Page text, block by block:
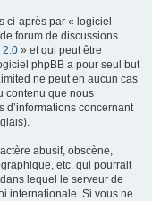
ci-après par « logiciel
forum de discussions
2.0 » et qui peut être
phpBB a pour seul but
ne peut en aucun cas
contenu que nous
d’informations concernant
abusif, obscène,
etc. qui pourrait
lequel le serveur de
internationale. Si vous ne